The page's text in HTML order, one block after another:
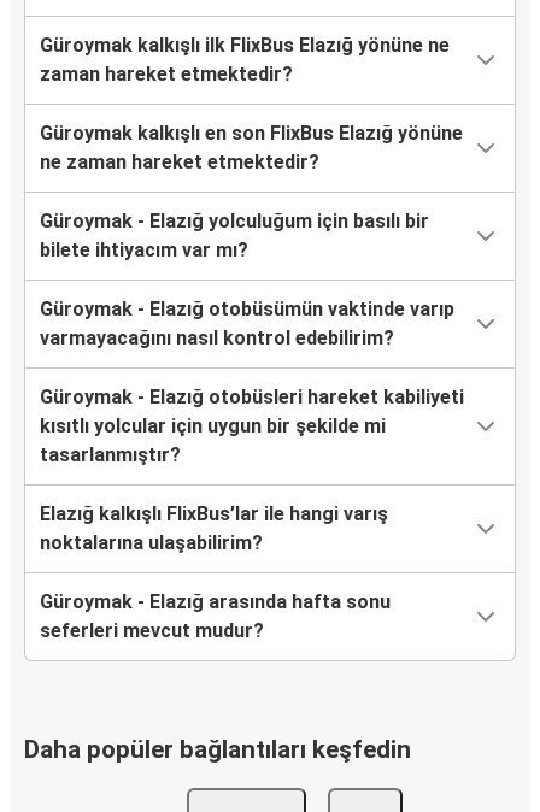
Güroymak kalkışlı ilk FlixBus Elazığ yönüne ne
zaman hareket etmektedir?
Güroymak kalkışlı en son FlixBus Elazığ yönüne
ne zaman hareket etmektedir?
Güroymak - Elazığ yolculuğum için basılı bir
bilete ihtiyacım var mı?
Güroymak - Elazığ otobüsümün vaktinde varıp
varmayacağını nasıl kontrol edebilirim?
Güroymak - Elazığ otobüsleri hareket kabiliyeti
kısıtlı yolcular için uygun bir şekilde mi
tasarlanmıştır?
Elazığ kalkışlı FlixBus’lar ile hangi varış
noktalarına ulaşabilirim?
Güroymak - Elazığ arasında hafta sonu
seferleri mevcut mudur?
Daha popüler bağlantıları keşfedin